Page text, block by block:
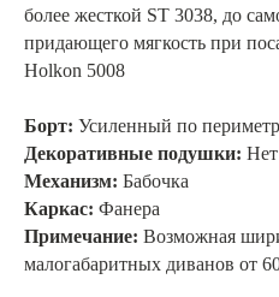
более жесткой ST 3038, до
придающего мягкость при
Holkon 5008
Борт: Усиленный по
Декоративные подушки: Нет
Механизм: Бабочка
Каркас: Фанера
Примечание: Возможная
малогабаритных диванов от